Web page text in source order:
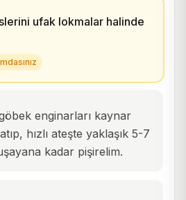
ufak lokmalar halinde
enginarları kaynar
hızlı ateşte yaklaşık 5-7
kadar pişirelim.